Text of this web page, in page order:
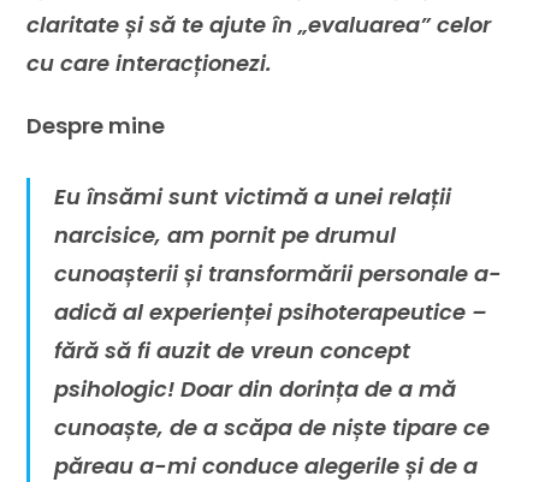
claritate și să te ajute în „evaluarea” celor
cu care interacționezi.
Despre mine
Eu însămi sunt victimă a unei relații
narcisice, am pornit pe drumul
cunoașterii și transformării personale a-
adică al experienței psihoterapeutice –
fără să fi auzit de vreun concept
psihologic! Doar din dorința de a mă
cunoaște, de a scăpa de niște tipare ce
păreau a-mi conduce alegerile și de a